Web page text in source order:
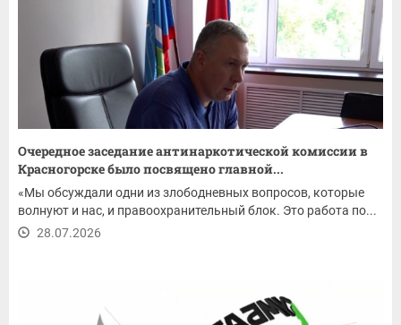
Очередное заседание антинаркотической комиссии в
Красногорске было посвящено главной...
«Мы обсуждали одни из злободневных вопросов, которые
волнуют и нас, и правоохранительный блок. Это работа по...
28.07.2026